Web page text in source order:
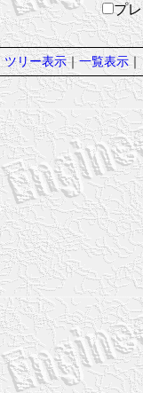
プ
ツリー表示｜一覧表示｜